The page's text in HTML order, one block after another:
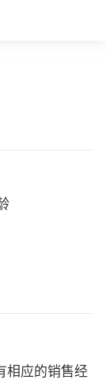
相应的销售经